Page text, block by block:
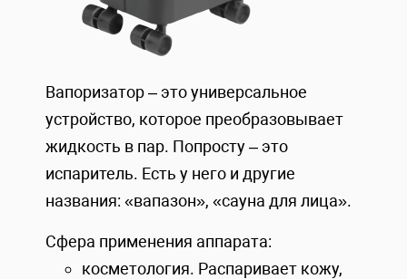
Вапоризатор – это универсальное
устройство, которое преобразовывает
жидкость в пар. Попросту – это
испаритель. Есть у него и другие
названия: «вапазон», «сауна для лица».
Сфера применения аппарата:
косметология. Распаривает кожу,